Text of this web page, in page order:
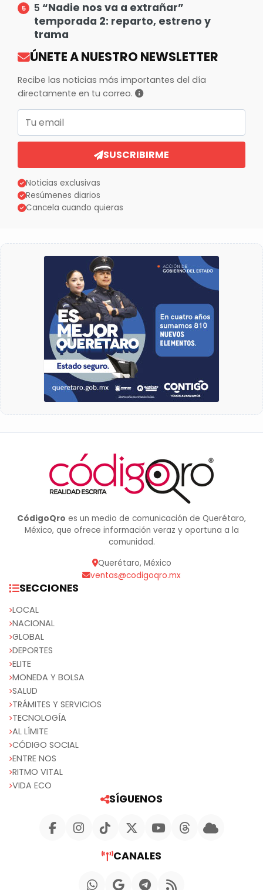
5 “Nadie nos va a extrañar”
temporada 2: reparto, estreno y
trama
ÚNETE A NUESTRO NEWSLETTER
Recibe las noticias más importantes del día
directamente en tu correo.
Correo electrónico
SUSCRIBIRME
Noticias exclusivas
Resúmenes diarios
Cancela cuando quieras
CódigoQro es un medio de comunicación de Querétaro,
México, que ofrece información veraz y oportuna a la
comunidad.
Querétaro, México
ventas@codigoqro.mx
SECCIONES
LOCAL
NACIONAL
GLOBAL
DEPORTES
ELITE
MONEDA Y BOLSA
SALUD
TRÁMITES Y SERVICIOS
TECNOLOGÍA
AL LÍMITE
CÓDIGO SOCIAL
ENTRE NOS
RITMO VITAL
VIDA ECO
SÍGUENOS
CANALES